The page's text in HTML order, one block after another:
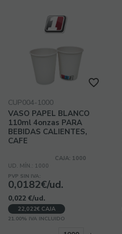
CUP004-1000
VASO PAPEL BLANCO
110ml 4onzas PARA
BEBIDAS CALIENTES,
CAFE
CAJA: 1000
UD. MÍN.: 1000
PVP SIN IVA:
0,0182€/ud.
0,022 €/ud.
22,022€ CAJA
21.00% IVA INCLUIDO